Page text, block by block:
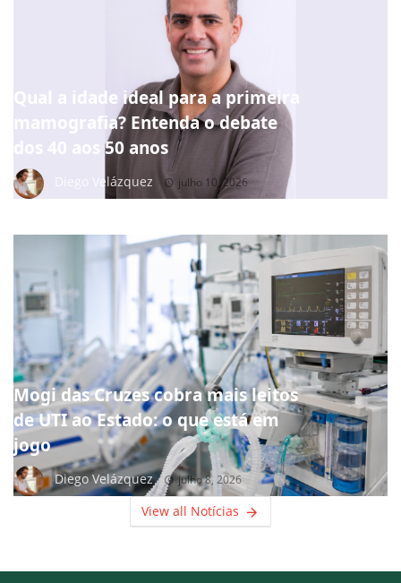
Qual a idade ideal para a primeira
mamografia? Entenda o debate
dos 40 aos 50 anos
Diego Velázquez julho 10, 2026
Mogi das Cruzes cobra mais leitos
de UTI ao Estado: o que está em
jogo
Diego Velázquez julho 8, 2026
NOTÍCIAS
View all Notícias